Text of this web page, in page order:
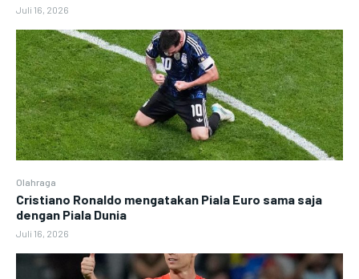
Juli 16, 2026
Olahraga
Cristiano Ronaldo mengatakan Piala Euro sama saja
dengan Piala Dunia
Juli 16, 2026